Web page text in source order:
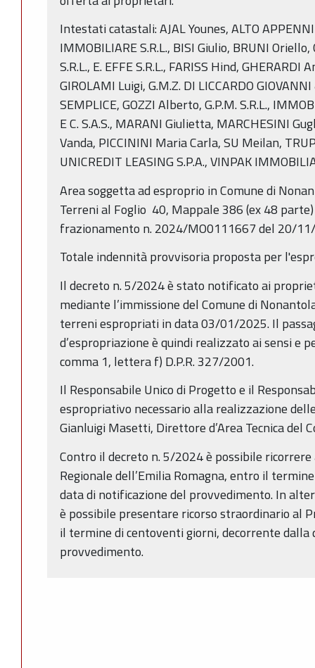
Intestati catastali: AJAL Younes, ALTO
IMMOBILIARE S.R.L., BISI Giulio, BRUNI
S.R.L., E. EFFE S.R.L., FARISS Hind, GHERARDI
GIROLAMI Luigi, G.M.Z. DI LICCARDO
SEMPLICE, GOZZI Alberto, G.P.M. S.R.L.,
E C. S.A.S., MARANI Giulietta, MARCHESINI
Vanda, PICCININI Maria Carla, SU Meilan,
UNICREDIT LEASING S.P.A., VINPAK
Area soggetta ad esproprio in Comune di
Terreni al Foglio 40, Mappale 386 (ex 48
frazionamento n. 2024/MO0111667 del 20/
Totale indennità provvisoria proposta per
Il decreto n. 5/2024 è stato notificato ai
mediante l’immissione del Comune di
terreni espropriati in data 03/01/2025. Il
d’espropriazione è quindi realizzato ai sensi e
comma 1, lettera f) D.P.R. 327/2001.
Il Responsabile Unico di Progetto e il
espropriativo necessario alla realizzazione
Gianluigi Masetti, Direttore d’Area Tecnica del
Contro il decreto n. 5/2024 è possibile
Regionale dell’Emilia Romagna, entro il
data di notificazione del provvedimento. In
è possibile presentare ricorso straordinario al
il termine di centoventi giorni, decorrente dalla
provvedimento.